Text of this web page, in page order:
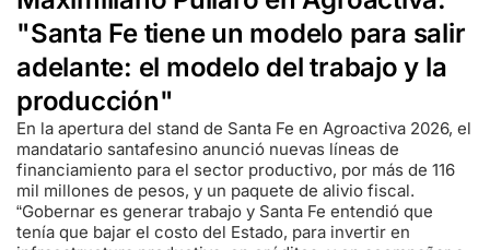
"Santa Fe tiene un modelo para salir
adelante: el modelo del trabajo y la
producción"
En la apertura del stand de Santa Fe en Agroactiva 2026, el
mandatario santafesino anunció nuevas líneas de
financiamiento para el sector productivo, por más de 116
mil millones de pesos, y un paquete de alivio fiscal.
“Gobernar es generar trabajo y Santa Fe entendió que
tenía que bajar el costo del Estado, para invertir en